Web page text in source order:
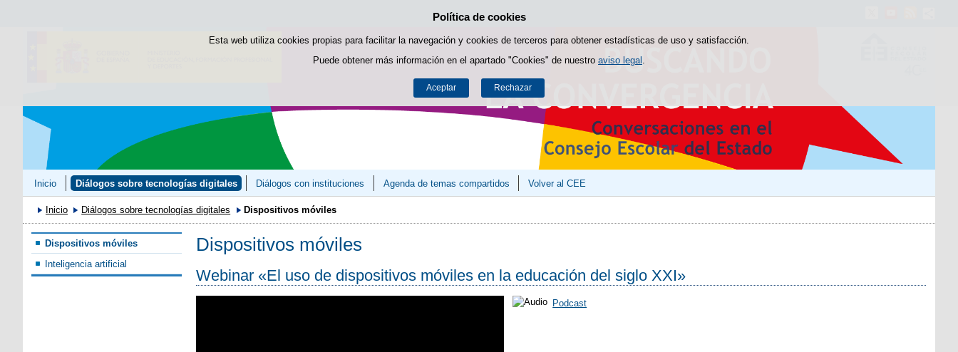
Política de cookies
Esta web utiliza cookies propias para facilitar la navegación y cookies de terceros para obtener estadísticas de uso y satisfacción.
Puede obtener más información en el apartado "Cookies" de nuestro aviso legal
Aceptar Rechazar
Saltar al contenido
Inicio Diálogos sobre tecnologías digitales Diálogos con instituciones Agenda de temas compartidos Volver al CEE
Inicio Diálogos sobre tecnologías digitales Dispositivos móviles
Dispositivos móviles
Inteligencia artificial
Dispositivos móviles
Webinar «El uso de dispositivos móviles en la educación del siglo XXI»
Podcast